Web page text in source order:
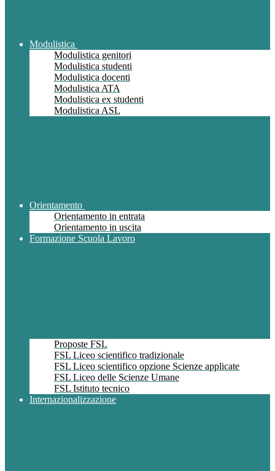
Modulistica
Modulistica genitori
Modulistica studenti
Modulistica docenti
Modulistica ATA
Modulistica ex studenti
Modulistica ASL
Orientamento
Orientamento in entrata
Orientamento in uscita
Formazione Scuola Lavoro
Proposte FSL
FSL Liceo scientifico tradizionale
FSL Liceo scientifico opzione Scienze applicate
FSL Liceo delle Scienze Umane
FSL Istituto tecnico
Internazionalizzazione